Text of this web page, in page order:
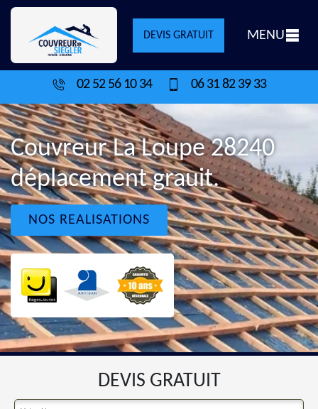
DEVIS GRATUIT MENU
02 52 56 10 34 06 31 82 39 33
Couvreur La Loupe 28240
déplacement grauit.
NOS REALISATIONS
DEVIS GRATUIT